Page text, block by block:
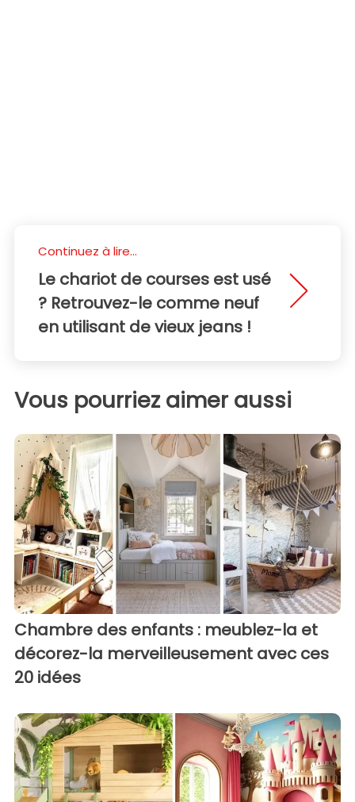
Continuez à lire...
Le chariot de courses est usé
? Retrouvez-le comme neuf
en utilisant de vieux jeans !
Vous pourriez aimer aussi
Chambre des enfants : meublez-la et
décorez-la merveilleusement avec ces
20 idées